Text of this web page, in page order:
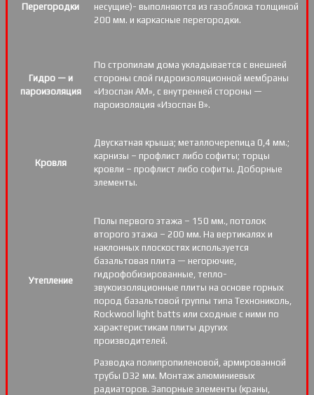
Перегородки
несущие)- выполняются из газоблока толщиной
200 мм. и каркасные перегородки.
Гидро — и
пароизоляция
По стропилам дома укладывается с внешней
стороны слой гидроизоляционной мембраны
«Изоспан АМ», с внутренней стороны —
пароизоляция «Изоспан B».
Кровля
Двускатная крыша; металлочерепица 0,4 мм.;
карнизы – профлист либо софиты; торцы
кровли – профлист либо софиты. Доборные
элементы.
Утепление
Полы первого этажа – 150 мм., потолок
второго этажа – 200 мм. На вертикалях и
наклонных плоскостях используется
базальтовая плита — негорючие,
гидрофобизированные, тепло-
звукоизоляционные плиты на основе горных
пород базальтовой группы типа Технониколь,
Rockwool light batts или сходные с ними по
характеристикам плиты других
производителей.
Разводка полипропиленовой, армированной
трубы D32 мм. Монтаж алюминиевых
радиаторов. Запорные элементы (краны,